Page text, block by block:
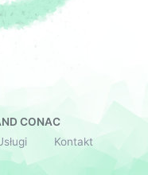
CONAC
Kontakt